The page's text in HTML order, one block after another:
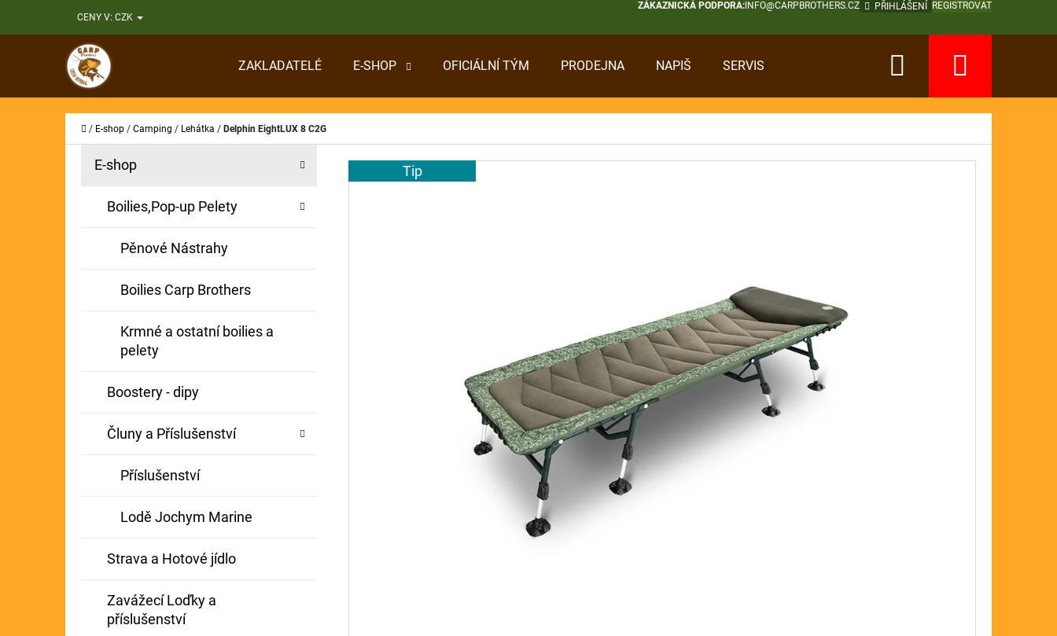
na
CENY V: CZK
ZÁKAZNICKÁ PODPORA:INFO@CARPBROTHERS.CZ PŘIHLÁŠENÍ REGISTROVAT
ZAKLADATELÉ E-SHOP OFICIÁLNÍ TÝM PRODEJNA NAPIŠ SERVIS Hledat
Domů
/ E-shop / Camping / Lehátka / Delphin EightLUX 8 C2G
Přeskočit
E-shop
Boilies,Pop-up Pelety
Pěnové Nástrahy
Boilies Carp Brothers
Krmné a ostatní boilies a
pelety
Boostery - dipy
Čluny a Příslušenství
Příslušenství
Lodě Jochym Marine
Strava a Hotové jídlo
Zavážecí Loďky a
příslušenství
Tip
O
Í
Zpět
do
obchodu
Zpět
do
obchodu
CO POTŘEBUJETE NAJÍT?
HLEDAT
BOILIE RIG PLUS 25LB
Původně: 79 Kč
OLOVĚNÁ ZÁTĚŽ DELPHIN
CYBERBARBED S OTVOREM
FOX CARP SUB FLOAT
202 Kč
Původně: